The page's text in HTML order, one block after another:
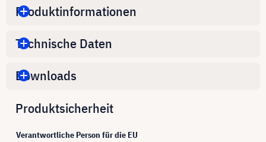
Produktinformationen
Technische Daten
Downloads
Produktsicherheit
Verantwortliche Person für die EU